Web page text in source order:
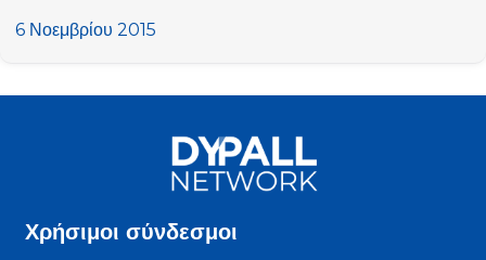
6 Νοεμβρίου 2015
Χρήσιμοι σύνδεσμοι